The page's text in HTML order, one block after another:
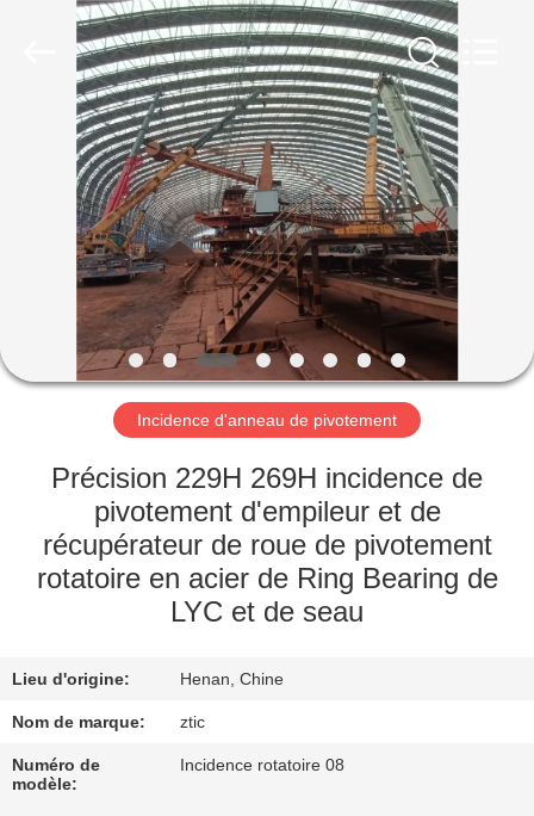
MAISON
PRODUITS
SHOW
AU
NOUS
VISITE
CONTRÔLE
DE
QUALITÉ
Incidence d'anneau de pivotement
Précision 229H 269H incidence de
pivotement d'empileur et de
récupérateur de roue de pivotement
rotatoire en acier de Ring Bearing de
LYC et de seau
Lieu d'origine: Henan, Chine
Nom de marque: ztic
Numéro de
modèle:
Incidence rotatoire 08